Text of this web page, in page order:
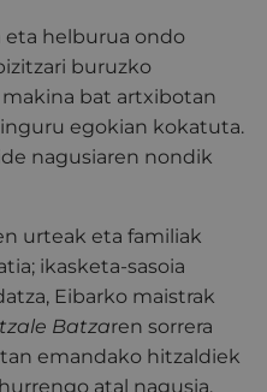
eta helburua ondo
buruzko
bat artxibotan
egokian kokatuta.
nagusiaren nondik
urteak eta familiak
ikasketa-sasoia
Eibarko maistrak
Batzaren sorrera
emandako hitzaldiek
atal nagusia,